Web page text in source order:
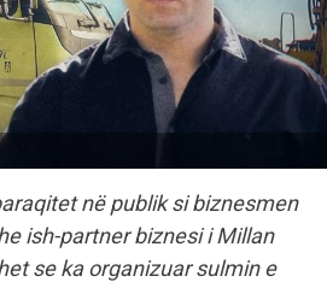
në publik si biznesmen
ish-partner biznesi i Millan
se ka organizuar sulmin e